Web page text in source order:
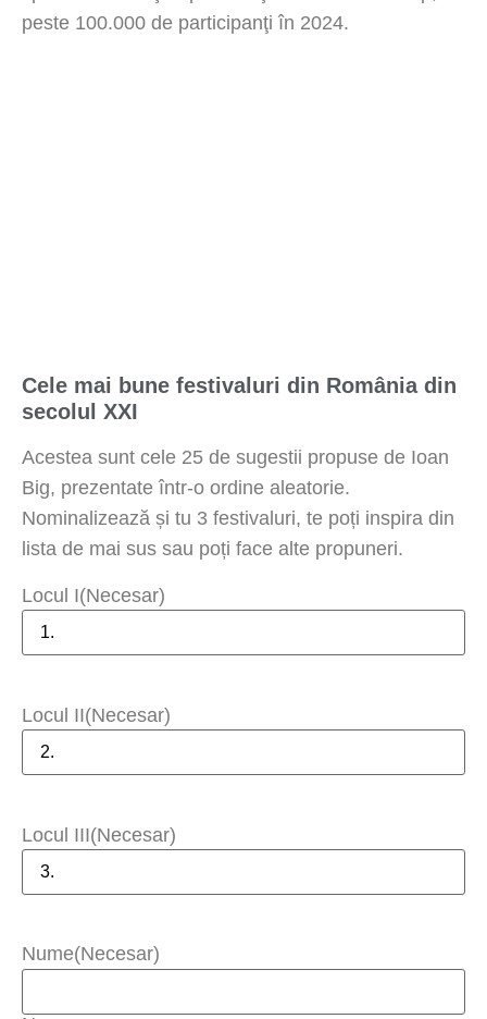
peste 100.000 de participanţi în 2024.
Cele mai bune festivaluri din România din
secolul XXI
Acestea sunt cele 25 de sugestii propuse de Ioan
Big, prezentate într-o ordine aleatorie.
Nominalizează și tu 3 festivaluri, te poți inspira din
lista de mai sus sau poți face alte propuneri.
Locul I(Necesar)
Locul II(Necesar)
Locul III(Necesar)
Nume(Necesar)